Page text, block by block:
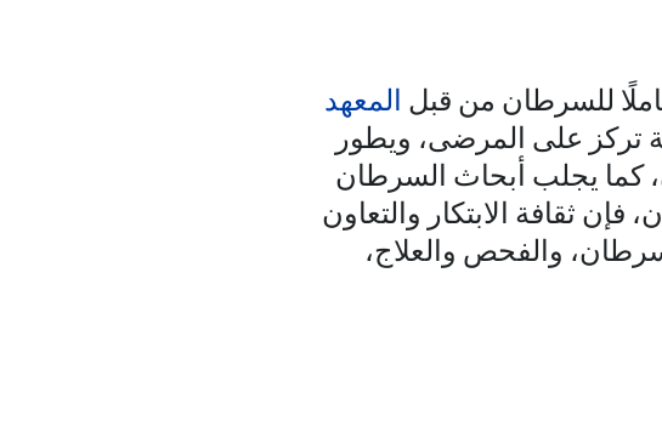
للسرطان من قبل المعهد
تركز على المرضى، ويطور
كما يجلب أبحاث السرطان
ثقافة الابتكار والتعاون
والفحص والعلاج،